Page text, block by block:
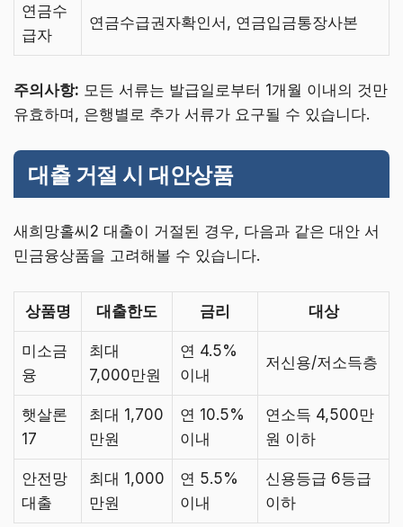
연금수
급자
연금수급권자확인서, 연금입금통장사본
주의사항: 모든 서류는 발급일로부터 1개월 이내의 것만
유효하며, 은행별로 추가 서류가 요구될 수 있습니다.
대출 거절 시 대안상품
새희망홀씨2 대출이 거절된 경우, 다음과 같은 대안 서
민금융상품을 고려해볼 수 있습니다.
상품명 대출한도 금리 대상
미소금
융
최대
7,000만원
연 4.5%
이내
저신용/저소득층
햇살론
17
최대 1,700
만원
연 10.5%
이내
연소득 4,500만
원 이하
안전망
대출
최대 1,000
만원
연 5.5%
이내
신용등급 6등급
이하